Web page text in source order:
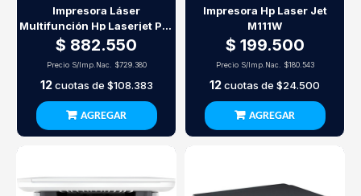
Impresora Láser
Multifunción Hp Laserjet Pro
Mfp 3303Fdw Wifi
$ 882.550
Precio S/Imp.Nac. $729.380
12cuotas de $108.383
AGREGAR
Impresora Hp Laser Jet
M111W
$ 199.500
Precio S/Imp.Nac. $180.543
12cuotas de $24.500
AGREGAR